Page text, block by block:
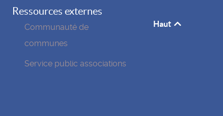
Ressources externes
Communauté de
communes
Service public associations
Haut